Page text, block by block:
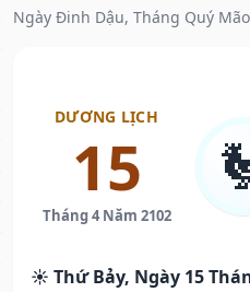
Ngày Đinh Dậu, Tháng Quý
DƯƠNG LỊCH
15
Tháng 4 Năm 2102
☀️ Thứ Bảy, Ngày 15